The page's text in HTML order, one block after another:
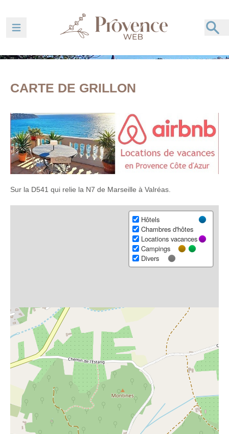
Ouvrir la barre de navigation
CARTE DE GRILLON
Sur la D541 qui relie la N7 de Marseille à Valréas.
Hôtels
Chambres d'hôtes
Locations vacances
Campings
Divers